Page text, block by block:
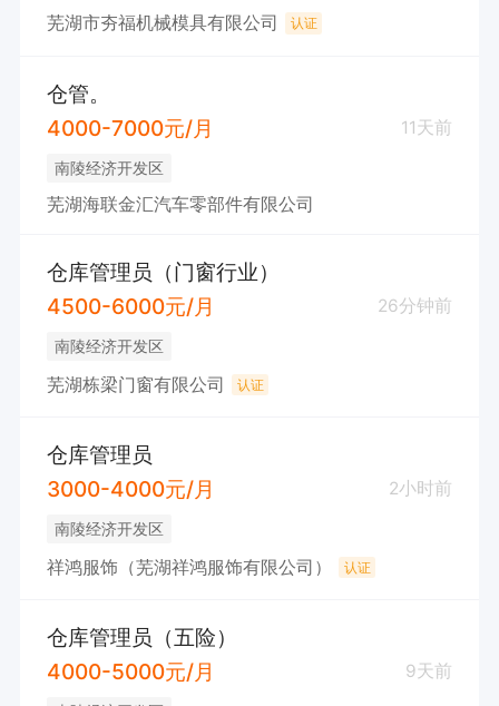
芜湖市夯福机械模具有限公司 认证
仓管。
4000-7000元/月
11天前
南陵经济开发区
芜湖海联金汇汽车零部件有限公司
仓库管理员（门窗行业）
4500-6000元/月
26分钟前
南陵经济开发区
芜湖栋梁门窗有限公司 认证
仓库管理员
3000-4000元/月
2小时前
南陵经济开发区
祥鸿服饰（芜湖祥鸿服饰有限公司） 认证
仓库管理员（五险）
4000-5000元/月
9天前